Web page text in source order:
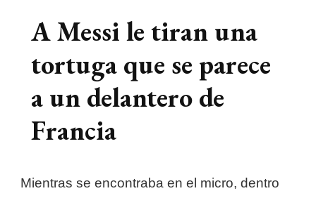
A Messi le tiran una
tortuga que se parece
a un delantero de
Francia
Mientras se encontraba en el micro, dentro